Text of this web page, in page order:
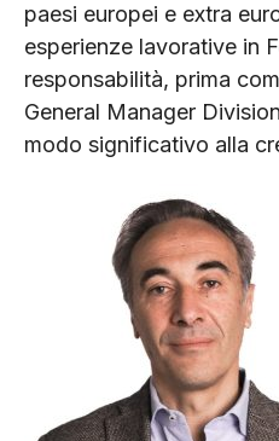
paesi europei e extra
esperienze lavorative in
responsabilità, prima
General Manager
modo significativo alla